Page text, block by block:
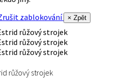
zablokování
× Zpět
růžový strojek